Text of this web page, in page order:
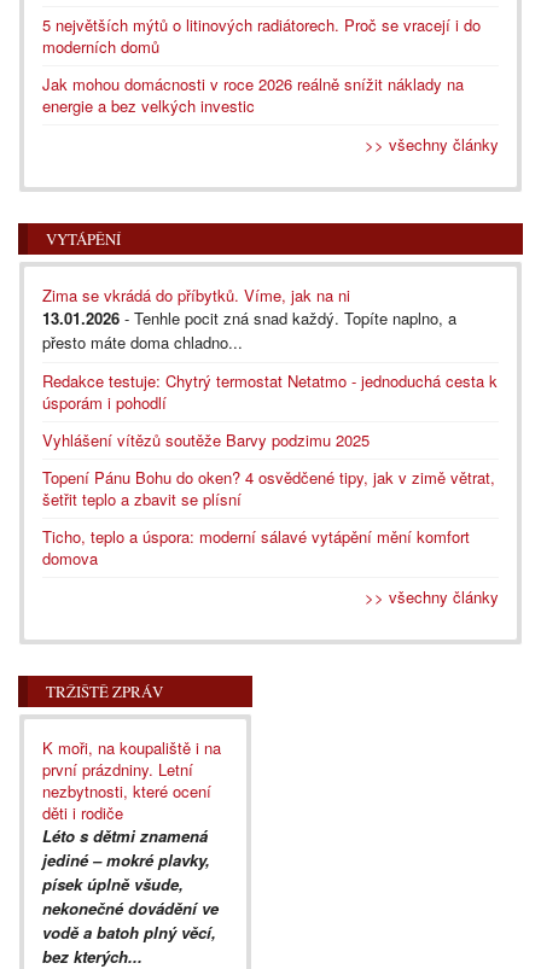
5 největších mýtů o litinových radiátorech. Proč se vracejí i do
moderních domů
Jak mohou domácnosti v roce 2026 reálně snížit náklady na
energie a bez velkých investic
>> všechny články
VYTÁPĚNÍ
Zima se vkrádá do příbytků. Víme, jak na ni
13.01.2026 - Tenhle pocit zná snad každý. Topíte naplno, a
přesto máte doma chladno...
Redakce testuje: Chytrý termostat Netatmo - jednoduchá cesta k
úsporám i pohodlí
Vyhlášení vítězů soutěže Barvy podzimu 2025
Topení Pánu Bohu do oken? 4 osvědčené tipy, jak v zimě větrat,
šetřit teplo a zbavit se plísní
Ticho, teplo a úspora: moderní sálavé vytápění mění komfort
domova
>> všechny články
TRŽIŠTĚ ZPRÁV
K moři, na koupaliště i na
první prázdniny. Letní
nezbytnosti, které ocení
děti i rodiče
Léto s dětmi znamená
jediné – mokré plavky,
písek úplně všude,
nekonečné dovádění ve
vodě a batoh plný věcí,
bez kterých...